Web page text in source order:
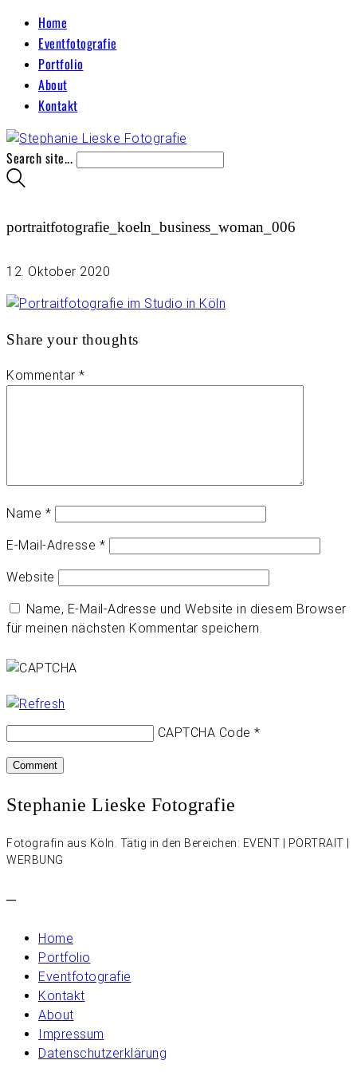
Home
Eventfotografie
Portfolio
About
Kontakt
Search site...
portraitfotografie_koeln_business_woman_006
12. Oktober 2020
Share your thoughts
Kommentar *
Name *
E-Mail-Adresse *
Website
Name, E-Mail-Adresse und Website in diesem Browser
für meinen nächsten Kommentar speichern.
CAPTCHA Code *
Stephanie Lieske Fotografie
Fotografin aus Köln. Tätig in den Bereichen: EVENT | PORTRAIT |
WERBUNG
–
Home
Portfolio
Eventfotografie
Kontakt
About
Impressum
Datenschutzerklärung